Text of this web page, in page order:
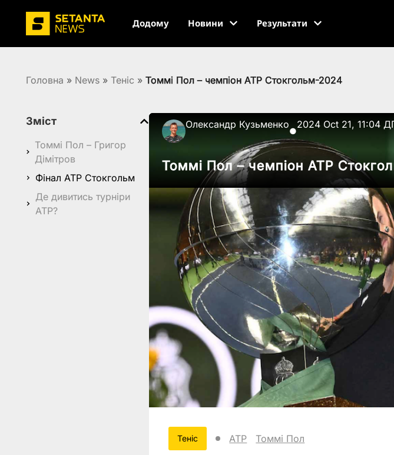
Додому Новини Результати
Головна » News » Теніс » Томмі Пол – чемпіон ATP Стокгольм-2024
Зміст
Томмі Пол – Григор
Дімітров
Фінал ATP Стокгольм
Де дивитись турніри
ATP?
Олександр Кузьменко
●
2024 Oct 21, 11:04
Томмі Пол – чемпіон ATP
Теніс ATP Томмі Пол